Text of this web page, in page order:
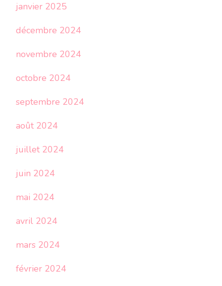
janvier 2025
décembre 2024
novembre 2024
octobre 2024
septembre 2024
août 2024
juillet 2024
juin 2024
mai 2024
avril 2024
mars 2024
février 2024